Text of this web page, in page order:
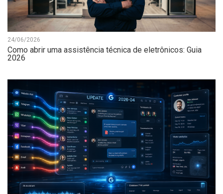
24/06/2026
Como abrir uma assistência técnica de eletrônicos: Guia
2026